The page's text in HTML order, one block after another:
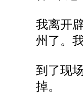
我离开
州 了。
到了现
掉。